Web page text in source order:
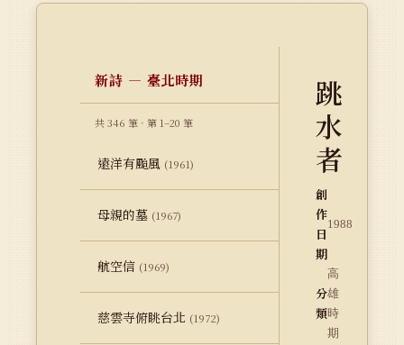
新詩 — 臺北時期
共 346 筆 · 第 1–20 筆
遠洋有颱風 (1961)
母親的墓 (1967)
航空信 (1969)
慈雲寺俯眺台北 (1972)
跳
水
者
創
作
日
期
1988
分
類
高
雄
時
期